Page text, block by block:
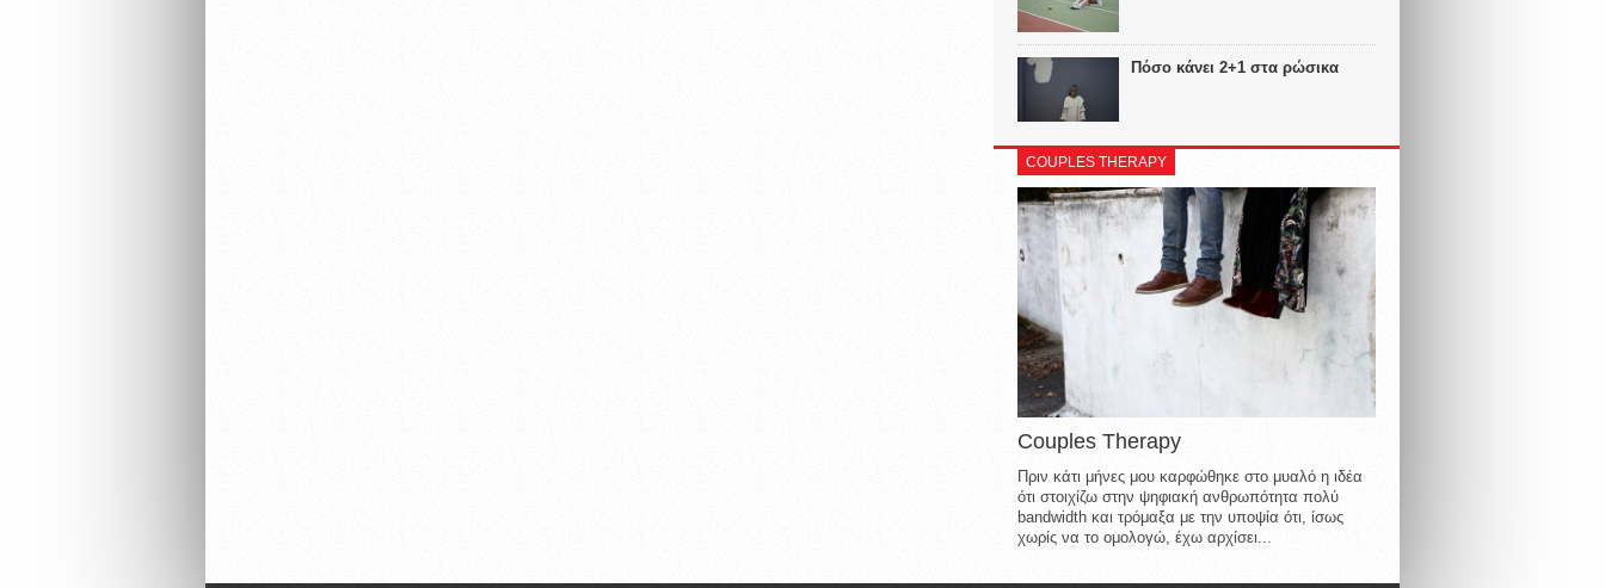
Πόσο κάνει 2+1 στα ρώσικα
COUPLES THERAPY
Couples Therapy
Πριν κάτι μήνες μου καρφώθηκε στο μυαλό η ιδέα
ότι στοιχίζω στην ψηφιακή ανθρωπότητα πολύ
bandwidth και τρόμαξα με την υποψία ότι, ίσως
χωρίς να το ομολογώ, έχω αρχίσει...